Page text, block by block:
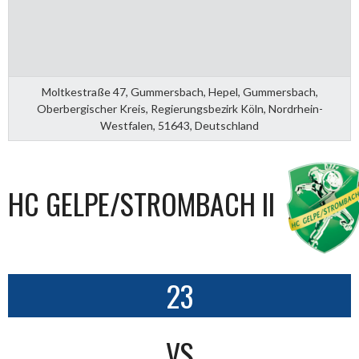
Moltkestraße 47, Gummersbach, Hepel, Gummersbach,
Oberbergischer Kreis, Regierungsbezirk Köln, Nordrhein-
Westfalen, 51643, Deutschland
HC GELPE/STROMBACH II
23